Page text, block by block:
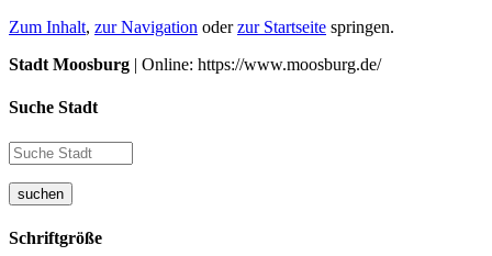
Zum Inhalt, zur Navigation oderzur Startseite springen.
Stadt Moosburg | Online: https://www.moosburg.de/
Suche Stadt
suchen
Schriftgröße